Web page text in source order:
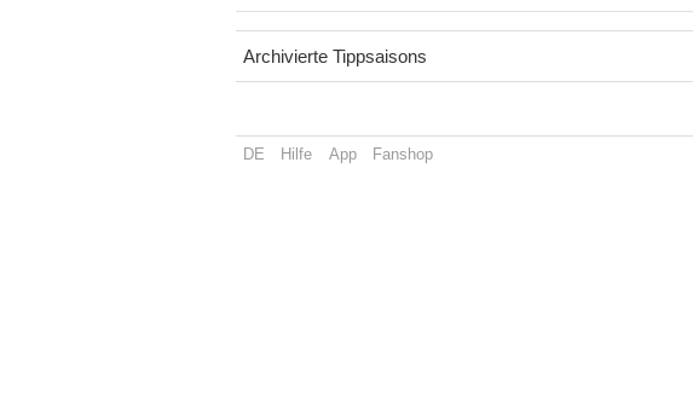
Archivierte Tippsaisons
DE Hilfe App Fanshop